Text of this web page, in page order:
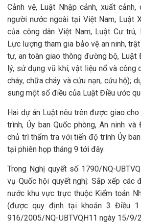
Cảnh vệ, Luật Nhập cảnh, xuất
người nước ngoài tại Việt Nam, Luật
của công dân Việt Nam, Luật Cư trú,
Lực lượng tham gia bảo vệ an ninh,
tự, an toàn giao thông đường bộ, Luật
lý, sử dụng vũ khí, vật liệu nổ và công
cháy, chữa cháy và cứu nạn, cứu hộ);
sung một số điều của Luật Điều ước
Hai dự án Luật nêu trên được giao cho
trình, Ủy ban Quốc phòng, An ninh
chủ trì thẩm tra với tiến độ trình Ủy
tại phiên họp tháng 9 tới đây.
Trong Nghị quyết số 1790/NQ-
vụ Quốc hội quyết nghị: Sắp xếp các
nước khu vực trực thuộc Kiểm toán
(được quy định tại khoản 3 Điều
916/2005/NQ-UBTVQH11 ngày 15/9/